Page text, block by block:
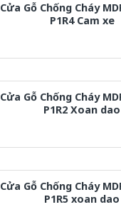
Cửa Gỗ Chống Cháy
P1R4 Cam xe
Cửa Gỗ Chống Cháy
P1R2 Xoan dao
Cửa Gỗ Chống Cháy
P1R5 xoan dao